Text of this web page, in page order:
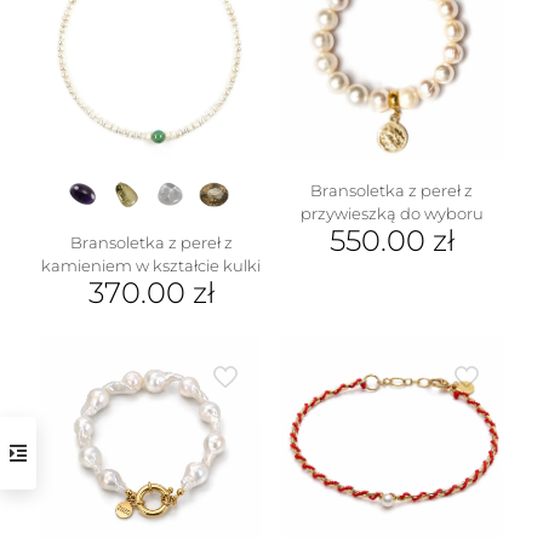
wariantów.
stronie
Bransoletka z pereł z
kamieniem w kształcie kulki
370.00 zł
ma
wiele
wariantów.
można
wybrać
na
Bransoletka z pereł z
przywieszką do wyboru
550.00 zł